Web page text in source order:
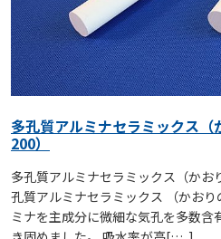
多孔質アルミナセラミックス
200）
多孔質アルミナセラミックス（か
孔質アルミナセラミックス （かお
ミナを主成分に微細な気孔を多数